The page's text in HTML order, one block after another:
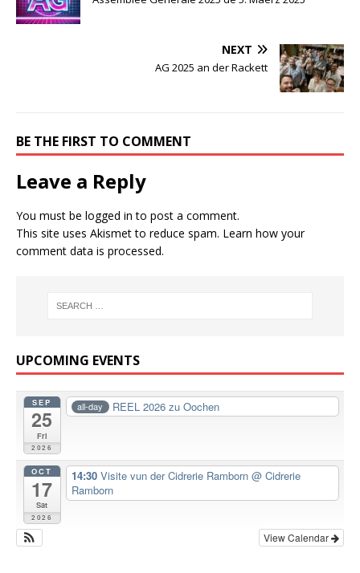
NEXT
AG 2025 an der Rackett
BE THE FIRST TO COMMENT
Leave a Reply
You must be logged in to post a comment.
This site uses Akismet to reduce spam. Learn how your
comment data is processed.
UPCOMING EVENTS
SEP
25
Fri
2026
all-day REEL 2026 zu Oochen
OCT
17
Sat
2026
14:30 Visite vun der Cidrerie Ramborn @ Cidrerie
Ramborn
View Calendar